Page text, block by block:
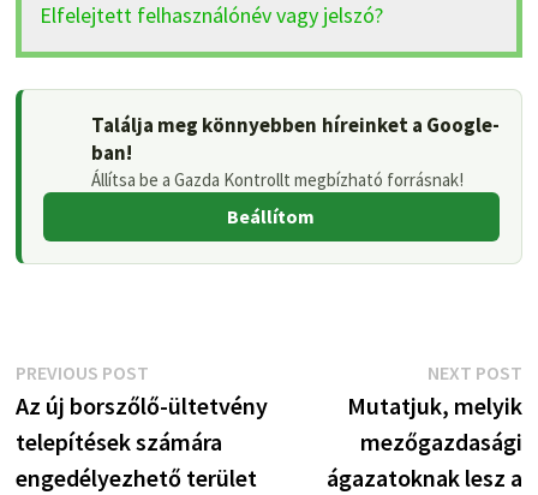
Elfelejtett felhasználónév vagy jelszó?
Találja meg könnyebben híreinket a Google-
ban!
Állítsa be a Gazda Kontrollt megbízható forrásnak!
Beállítom
Bejegyzés
navigáció
PREVIOUS POSTPrevious
post:
Az új borszőlő-ültetvény
telepítések számára
engedélyezhető terület
NEXT POST
Mutatjuk, melyik
mezőgazdasági
ágazatoknak lesz a